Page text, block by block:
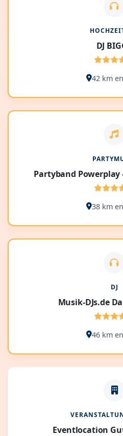
DJ
42 km
Partyband Powerplay
38 km
DJ
Musik-DJs.de
46 km
Eventlocation